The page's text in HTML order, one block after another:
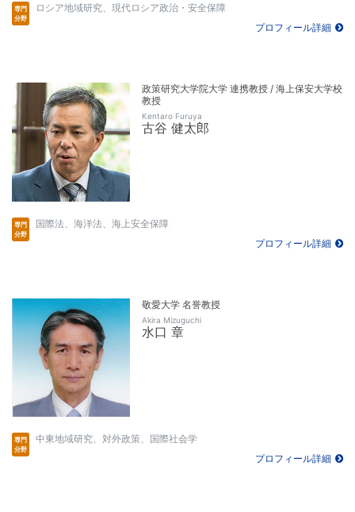
ロシア地域研究、現代ロシア政治・安全保障
プロフィール詳細
政策研究大学院大学 連携教授 / 海上保安大学校
教授
Kentaro Furuya
古谷 健太郎
国際法、海洋法、海上安全保障
プロフィール詳細
敬愛大学 名誉教授
Akira Mizuguchi
水口 章
中東地域研究、対外政策、国際社会学
プロフィール詳細